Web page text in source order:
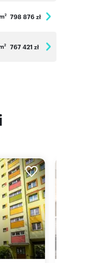
2 798 876 zł
2 767 421 zł